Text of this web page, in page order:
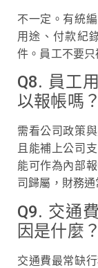
不一定。有統
用途、付款紀
件。員工不要
Q8. 員工
以報帳嗎？
需看公司政策
且能補上公司
能可作為內部
司歸屬，財務
Q9. 交通
因是什麼？
交通費最常缺